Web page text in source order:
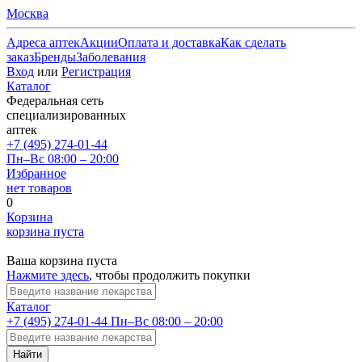
Москва
Адреса аптекАкцииОплата и доставкаКак сделать
заказБрендыЗаболевания
Вход или Регистрация
Каталог
Федеральная сеть
специализированных
аптек
+7 (495) 274-01-44
Пн–Вс 08:00 – 20:00
Избранное
нет товаров
0
Корзина
корзина пуста
Ваша корзина пуста
Нажмите здесь, чтобы продолжить покупки
Каталог
+7 (495) 274-01-44 Пн–Вс 08:00 – 20:00
Найти